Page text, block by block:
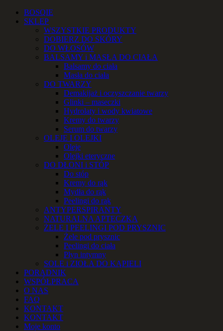
Przejdź
zawartości
Facebook
Instagram
YouTube
Email
TelefonBOSQIE
SKLEP
WSZYSTKIE PRODUKTY
DOBIERZ DO SKÓRY
DO WŁOSÓW
BALSAMY i MASŁA DO CIAŁA
Balsamy do ciała
Masła do ciała
DO TWARZY
Demakijaż i oczyszczanie twarzy
Glinki – maseczki
Hydrolaty i wody kwiatowe
Kremy do twarzy
Serum do twarzy
OLEJE I OLEJKI
Oleje
Olejki eteryczne
DO DŁONI i STÓP
Do stóp
Kremy do rąk
Mydła do rąk
Peelingi do rąk
ANTYPERSPIRANTY
NATURALNA APTECZKA
ŻELE I PEELINGI POD PRYSZNIC
Żele pod prysznic
Peelingi do ciała
Płyn intymny
SOLE i ZIOŁA DO KĄPIELI
PORADNIK
WSPÓŁPRACA
O NAS
FAQ
KONTAKT
KONTAKT
Moje konto